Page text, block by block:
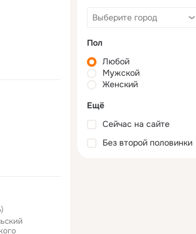
Пол
Любой
Мужской
Женский
Ещё
Сейчас на сайте
Без второй половинки